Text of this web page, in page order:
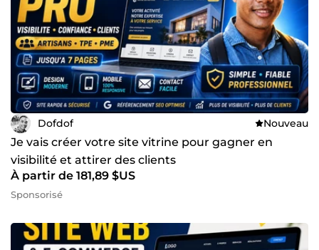
Dofdof Nouveau
Je vais créer votre site vitrine pour gagner en
visibilité et attirer des clients
À partir de 181,89 $US
Sponsorisé